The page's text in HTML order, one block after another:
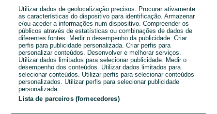
1 2 3 ... 13
Utilizar dados de geolocalização precisos. Procurar ativamente
as características do dispositivo para identificação. Armazenar
e/ou aceder a informações num dispositivo. Compreender os
públicos através de estatísticas ou combinações de dados de
diferentes fontes. Medir o desempenho da publicidade. Criar
perfis para publicidade personalizada. Criar perfis para
personalizar conteúdos. Desenvolver e melhorar serviços.
Utilizar dados limitados para selecionar publicidade. Medir o
desempenho dos conteúdos. Utilizar dados limitados para
selecionar conteúdos. Utilizar perfis para selecionar conteúdos
personalizados. Utilizar perfis para selecionar publicidade
personalizada.
Lista de parceiros (fornecedores)